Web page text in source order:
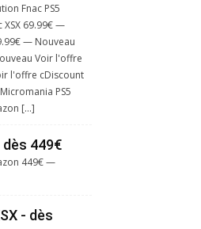
Fnac PS5
69.99€ —
— Nouveau
Voir l'offre
l'offre cDiscount
PS5
[…]
dès 449€
449€ —
- dès